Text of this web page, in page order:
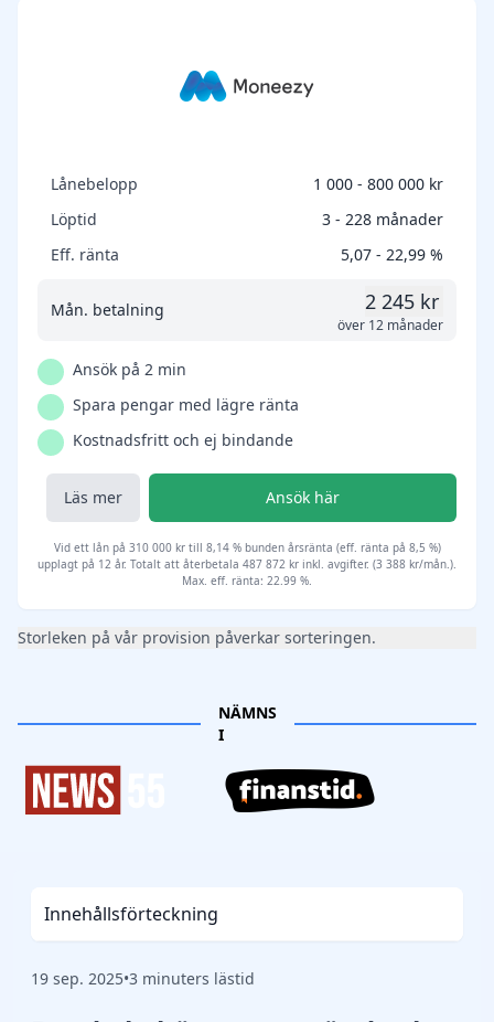
Lånebelopp
1 000 - 800 000 kr
Löptid
3 - 228 månader
Eff. ränta
5,07 - 22,99 %
Mån. betalning 2 245 kr
över 12 månader
Ansök på 2 min
Spara pengar med lägre ränta
Kostnadsfritt och ej bindande
Läs mer Ansök här
Vid ett lån på 310 000 kr till 8,14 % bunden årsränta (eff. ränta på 8,5 %)
upplagt på 12 år. Totalt att återbetala 487 872 kr inkl. avgifter. (3 388 kr/mån.).
Max. eff. ränta: 22.99 %.
Storleken på vår provision påverkar sorteringen.
NÄMNS
I
Innehållsförteckning
19 sep. 2025•3 minuters lästid